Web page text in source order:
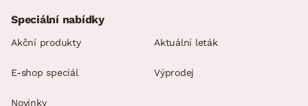
Speciální nabídky
Akční produkty Aktuální leták
E-shop speciál Výprodej
Novinky